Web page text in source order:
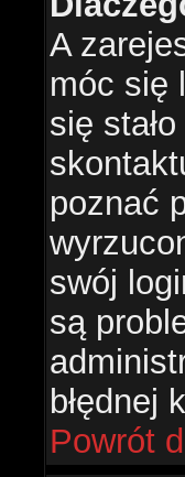
A
móc się
się
poznać
swój
są
błędnej
Powrót